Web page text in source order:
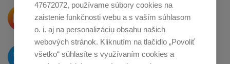
Krásne produkty si priamo hovoria
o zdieľanie naInstagrame
O novinkách píšeme
na Twitteri
47672072, používame súbory cookies na
zaistenie funkčnosti webu a s vaším súhlasom
o. i. aj na personalizáciu obsahu našich
webových stránok. Kliknutím na tlačidlo „Povoliť
všetko“ súhlasíte s využívaním cookies a